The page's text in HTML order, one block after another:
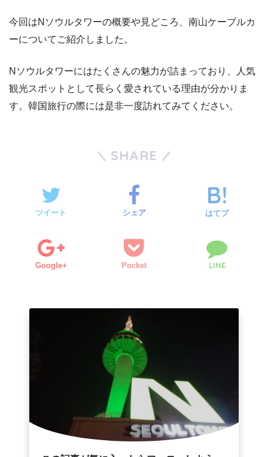
今回はNソウルタワーの概要や見どころ、南山ケーブルカ
ーについてご紹介しました。
Nソウルタワーにはたくさんの魅力が詰まっており、人気
観光スポットとして長らく愛されている理由が分かりま
す。韓国旅行の際には是非一度訪れてみてください。
SHARE
ツイート シェア はてブ
Google+ Pocket LINE